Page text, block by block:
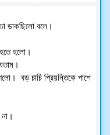
ডাকছিলো বলে।
হতে হলো।
বড় চাচি প্রিয়ন্তিকে পাশে